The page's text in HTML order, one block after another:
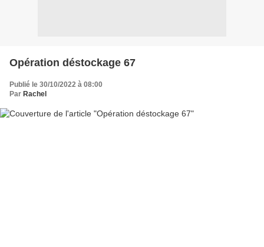
Opération déstockage 67
Publié le 30/10/2022 à 08:00
Par Rachel